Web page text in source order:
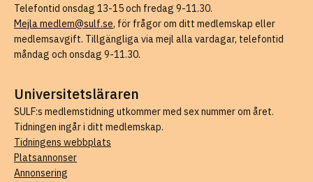
Telefontid onsdag 13-15 och fredag 9-11.30.
Mejla medlem@sulf.se, för frågor om ditt medlemskap eller
medlemsavgift. Tillgängliga via mejl alla vardagar, telefontid
måndag och onsdag 9-11.30.
Universitetsläraren
SULF:s medlemstidning utkommer med sex nummer om året.
Tidningen ingår i ditt medlemskap.
Tidningens webbplats
Platsannonser
Annonsering